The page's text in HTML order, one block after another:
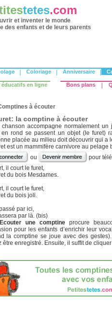
tetes.com
et inventer le monde
des enfants et de leurs parents
Coloriage Anniversaire
éducatifs en ligne Bons plans
à écouter
la comptine à écouter
chanson accompagne normalement
en rond se passent un objet (le furet)
placée au milieu doit découvrir qui a
est un mammifère carnivore au pelage
ou
pour
il court le furet,
du bois Mesdames.
il court le furet,
du bois joli.
passé par ici,
par là. (bis)
Ecouter une comptineprocure
pour les enfants d’enrichir leur
la comptine se joue avec des
être enregistré. Ensuite, il suffit de